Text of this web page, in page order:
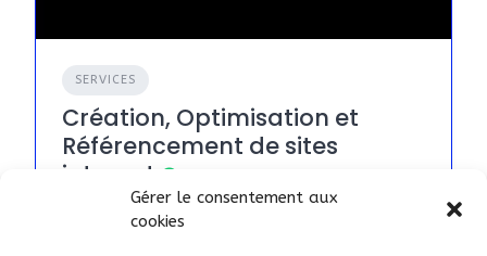
Gérer le consentement aux
cookies
SERVICES
Création, Optimisation et
Référencement de sites
internet
AJOUTÉ LE 27 JUILLET 2023